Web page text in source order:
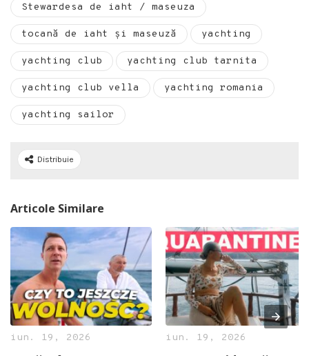
Stewardesa de iaht / maseuza
tocană de iaht și maseuză yachting
yachting club yachting club tarnita
yachting club vella yachting romania
yachting sailor
Distribuie
Articole Similare
iun. 19, 2026 iun. 19, 2026